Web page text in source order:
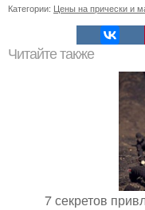
Категории: Цены на прически и
Читайте также
7 секретов